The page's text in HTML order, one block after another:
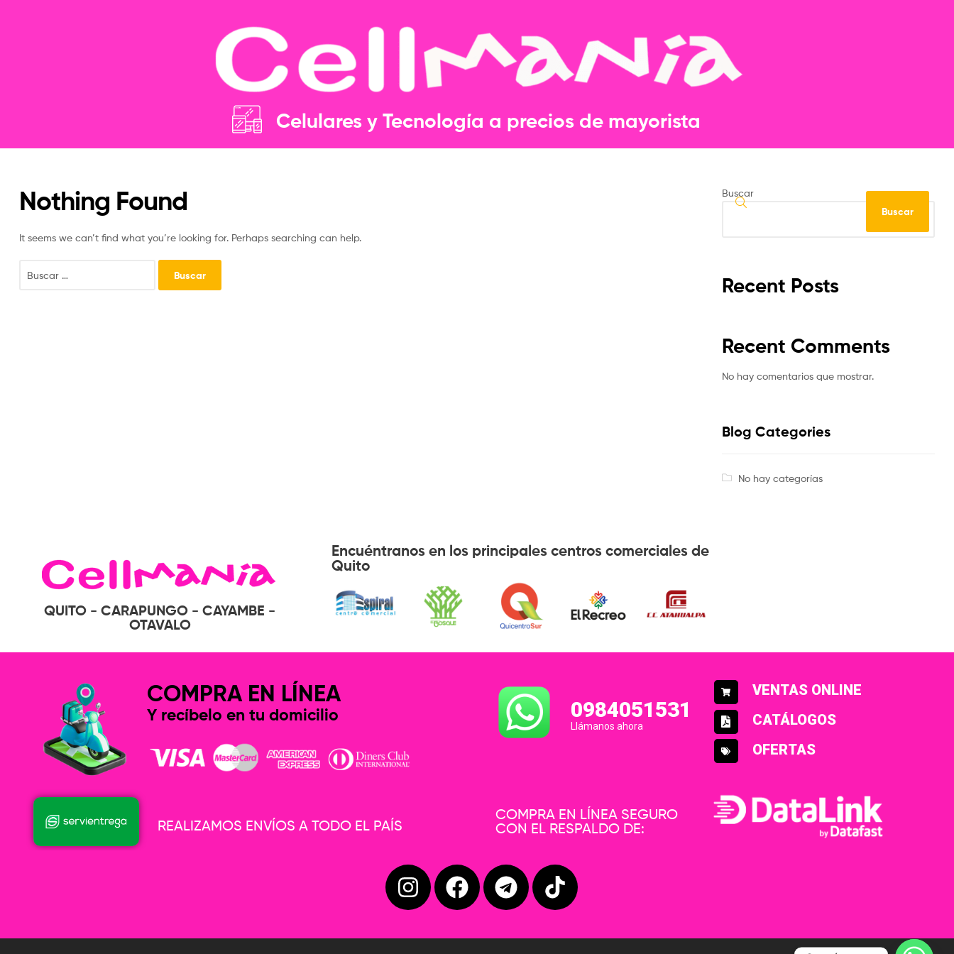
Celulares y Tecnología a precios de mayorista​​
Nothing Found
It seems we can’t find what you’re looking for. Perhaps searching can help.
Buscar
Buscar
Recent Posts
Recent Comments
No hay comentarios que mostrar.
Blog Categories
No hay categorías
QUITO - CARAPUNGO - CAYAMBE -
OTAVALO
Encuéntranos en los principales centros comerciales de
Quito
COMPRA EN LÍNEA
Y recíbelo en tu domicilio
REALIZAMOS ENVÍOS A TODO EL PAÍS
0984051531
Llámanos ahora
VENTAS ONLINE
CATÁLOGOS
OFERTAS
COMPRA EN LÍNEA SEGURO
CON EL RESPALDO DE: